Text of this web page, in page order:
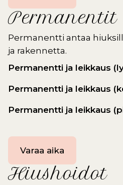
Permanentit
Permanentti antaa
ja rakennetta.
Permanentti ja leikkaus
Permanentti ja leikkaus
Permanentti ja leikkaus
Varaa aika
Hiushoidot